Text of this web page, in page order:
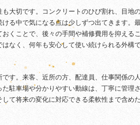
大切です。コンクリートのひび割れ、目地
る中で気になる点は少しずつ出てきます。
くことで、後々の手間や補修費用を抑える
なく、何年も安心して使い続けられる外構
す。来客、近所の方、配達員、仕事関係の
駐車場や分かりやすい動線は、丁寧に管理
て将来の変化に対応できる柔軟性まで含め